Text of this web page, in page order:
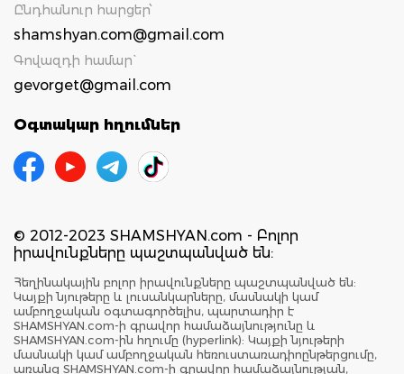
Ընդհանուր հարցեր՝
shamshyan.com@gmail.com
Գովազդի համար`
gevorget@gmail.com
Օգտակար հղումներ
© 2012-2023 SHAMSHYAN.com - Բոլոր
իրավունքները պաշտպանված են:
Հեղինակային բոլոր իրավունքները պաշտպանված են:
Կայքի նյութերը և լուսանկարները, մասնակի կամ
ամբողջական օգտագործելիս, պարտադիր է
SHAMSHYAN.com-ի գրավոր համաձայնությունը և
SHAMSHYAN.com-ին հղումը (hyperlink): Կայքի նյութերի
մասնակի կամ ամբողջական հեռուստառադիոընթերցումը,
առանց SHAMSHYAN.com-ի գրավոր համաձայնության,